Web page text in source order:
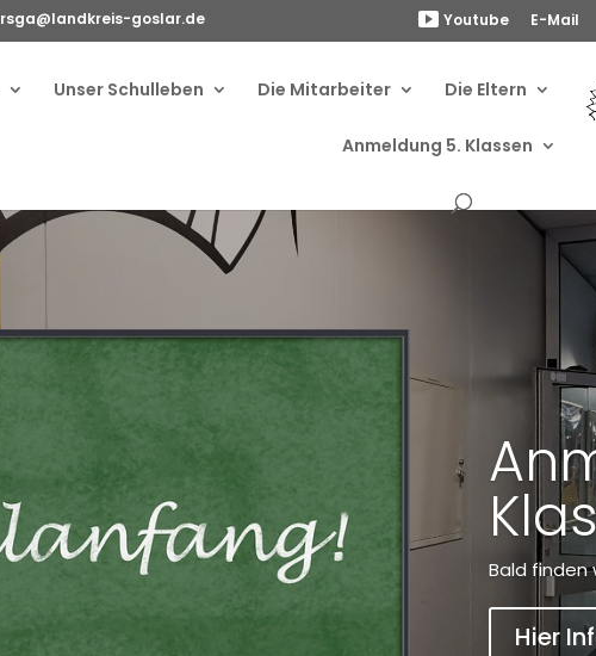
rsga@landkreis-goslar.de Youtube E-Mail
Unser Schulleben Die Mitarbeiter Die Eltern
Anmeldung 5. Klassen
Bald finden
Hier